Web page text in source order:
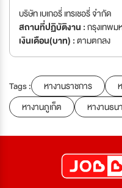
บริษัท เบเกอรี่ เทรเชอรี่ จำกัด
สถานที่ปฏิบัติงาน :กรุงเทพม
เงินเดือน(บาท) :ตามตกลง
Tags : หางานราชการ
หางานภูเก็ต
หางานธน